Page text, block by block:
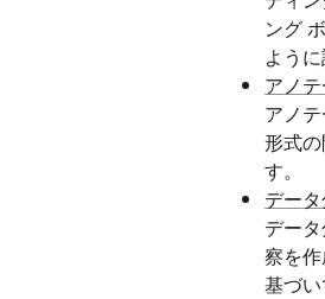
ング
よう
アノ
アノ
形式
す。
デー
デー
察を
基づ